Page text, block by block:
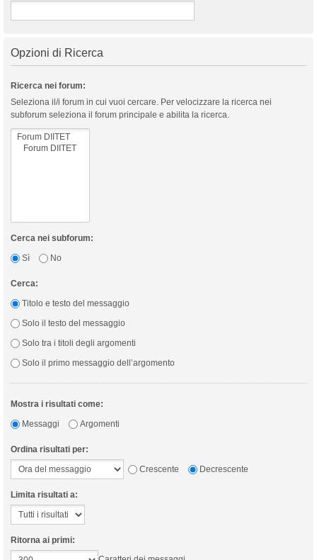
Opzioni di Ricerca
Ricerca nei forum:
Seleziona il/i forum in cui vuoi cercare. Per velocizzare la ricerca nei
subforum seleziona il forum principale e abilita la ricerca.
Cerca nei subforum:
Sì
No
Cerca:
Titolo e testo del messaggio
Solo il testo del messaggio
Solo tra i titoli degli argomenti
Solo il primo messaggio dell’argomento
Mostra i risultati come:
Messaggi
Argomenti
Ordina risultati per:
Crescente
Decrescente
Limita risultati a:
Ritorna ai primi: